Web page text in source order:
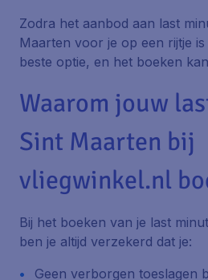
Zodra het aanbod aan last
Maarten voor je op een rijtje is
beste optie, en het boeken
Waarom jouw
Sint Maarten bij
vliegwinkel.nl
Bij het boeken van je last
ben je altijd verzekerd dat je:
Geen verborgen toeslagen